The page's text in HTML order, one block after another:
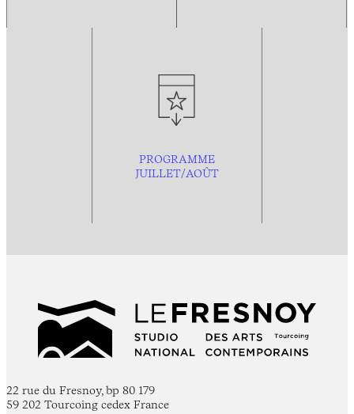
PROGRAMME
JUILLET/AOÛT
22 rue du Fresnoy, bp 80 179
59 202 Tourcoing cedex France